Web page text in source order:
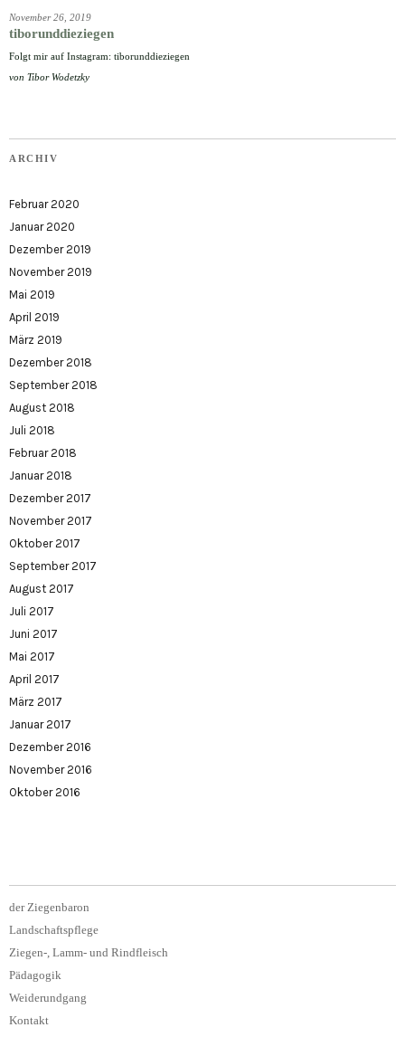
November 26, 2019
tiborunddieziegen
Folgt mir auf Instagram: tiborunddieziegen
von Tibor Wodetzky
ARCHIV
Februar 2020
Januar 2020
Dezember 2019
November 2019
Mai 2019
April 2019
März 2019
Dezember 2018
September 2018
August 2018
Juli 2018
Februar 2018
Januar 2018
Dezember 2017
November 2017
Oktober 2017
September 2017
August 2017
Juli 2017
Juni 2017
Mai 2017
April 2017
März 2017
Januar 2017
Dezember 2016
November 2016
Oktober 2016
der Ziegenbaron
Landschaftspflege
Ziegen-, Lamm- und Rindfleisch
Pädagogik
Weiderundgang
Kontakt